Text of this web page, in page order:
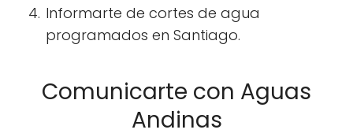
Informarte de cortes de agua
programados en Santiago.
Comunicarte con Aguas
Andinas